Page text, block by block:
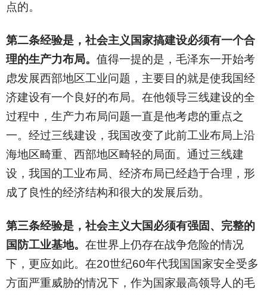
点的。
第二条经验是，社会主义国家搞建设必须有一个合
理的生产力布局。 值得一提的是，毛泽东一开始考
虑发展西部地区工业问题，主要目的就是使我国经
济建设有一个良好的布局。在他领导三线建设的全
过程中，生产力布局问题一直是他考虑的重点之
一。经过三线建设，我国改变了此前工业布局上沿
海地区畸重、西部地区畸轻的局面。通过三线建
设，我国的工业布局、经济布局已经趋于合理，形
成了良性的经济结构和很大的发展后劲。
第三条经验是，社会主义大国必须有强固、完整的
国防工业基地。 在世界上仍存在战争危险的情况
下，更应如此。在20世纪60年代我国国家安全受多
方面严重威胁的情况下，作为国家最高领导人的毛